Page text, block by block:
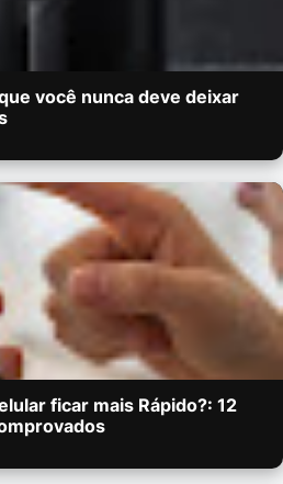
você nunca deve deixar
ficar mais Rápido?: 12